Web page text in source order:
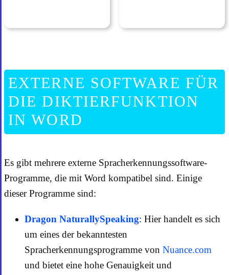
EXTERNE SOFTWARE FÜR
DIE DIKTIERFUNKTION
IN WORD
Es gibt mehrere externe Spracherkennungssoftware-
Programme, die mit Word kompatibel sind. Einige
dieser Programme sind:
Dragon NaturallySpeaking: Hier handelt es sich
um eines der bekanntesten
Spracherkennungsprogramme von Nuance.com
und bietet eine hohe Genauigkeit und